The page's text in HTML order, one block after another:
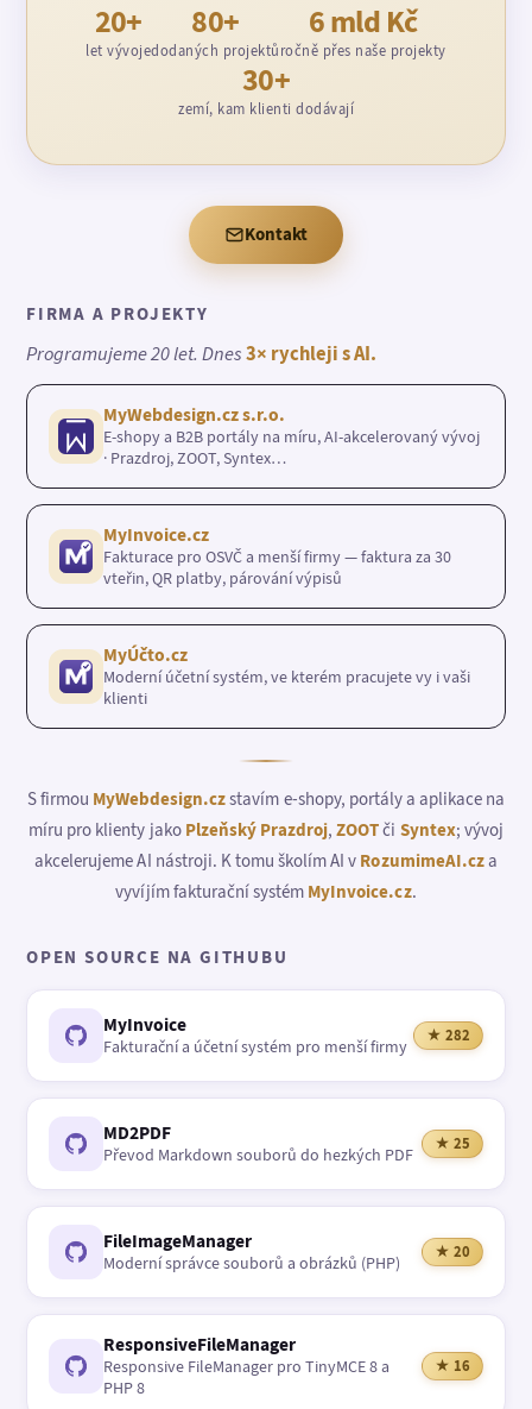
20+
let vývoje
80+
dodaných projektů
6 mld Kč
ročně přes naše projekty
30+
zemí, kam klienti dodávají
Kontakt
FIRMA A PROJEKTY
Programujeme 20 let. Dnes3× rychleji s AI.
MyWebdesign.cz s.r.o.
E-shopy a B2B portály na míru, AI-akcelerovaný vývoj
· Prazdroj, ZOOT, Syntex…
MyInvoice.cz
Fakturace pro OSVČ a menší firmy — faktura za 30
vteřin, QR platby, párování výpisů
MyÚčto.cz
Moderní účetní systém, ve kterém pracujete vy i vaši
klienti
S firmou MyWebdesign.czstavím e-shopy, portály a aplikace na
míru pro klienty jako Plzeňský Prazdroj,ZOOTči Syntex; vývoj
akcelerujeme AI nástroji. K tomu školím AI v RozumimeAI.cza
vyvíjím fakturační systém MyInvoice.cz.
OPEN SOURCE NA GITHUBU
MyInvoice
Fakturační a účetní systém pro menší firmy
★ 282
MD2PDF
Převod Markdown souborů do hezkých PDF
★ 25
FileImageManager
Moderní správce souborů a obrázků (PHP)
★ 20
ResponsiveFileManager
Responsive FileManager pro TinyMCE 8 a
PHP 8
★ 16